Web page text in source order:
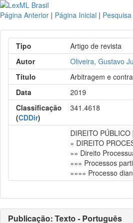
Página Anterior | Página Inicial |
Tipo
Artigo de revista
Autor
Oliveira, Gustavo
Título
Arbitragem e
Data
2019
Classificação
(CDDir)
341.4618
DIREITO
» DIREITO
»» Direito
»»» Processos
»»»» Processo
Publicação: Texto - Português